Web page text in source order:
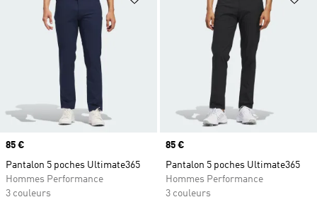
Prix
85 €
Pantalon 5 poches Ultimate365
Hommes Performance
3 couleurs
Prix
85 €
Pantalon 5 poches Ultimate365
Hommes Performance
3 couleurs